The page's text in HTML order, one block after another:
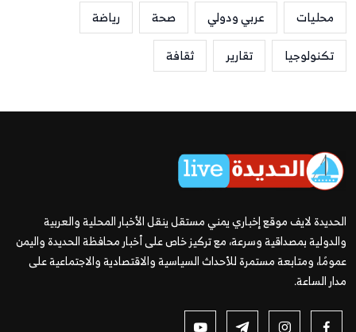
محليات
عربي ودولي صحة
رياضة
تكنولوجيا
تقارير ثقافة
الحديدة لايف موقع إخباري يمني مستقل ينقل الأخبار المحلية والعربية
والدولية بمصداقية وسرعة، مع تركيز خاص على أخبار محافظة الحديدة واليمن
عمومًا، ومتابعة مستمرة للأحداث السياسية والاقتصادية والاجتماعية على
مدار الساعة.